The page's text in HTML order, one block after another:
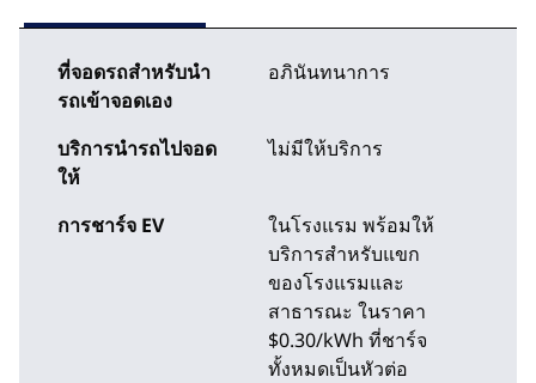
ที่จอดรถสำหรับนำ
รถเข้าจอดเอง
อภินันทนาการ
บริการนำรถไปจอด
ให้
ไม่มีให้บริการ
การชาร์จ EV ในโรงแรม พร้อมให้
บริการสําหรับแขก
ของโรงแรมและ
สาธารณะ ในราคา
$0.30/kWh ที่ชาร์จ
ทั้งหมดเป็นหัวต่อ